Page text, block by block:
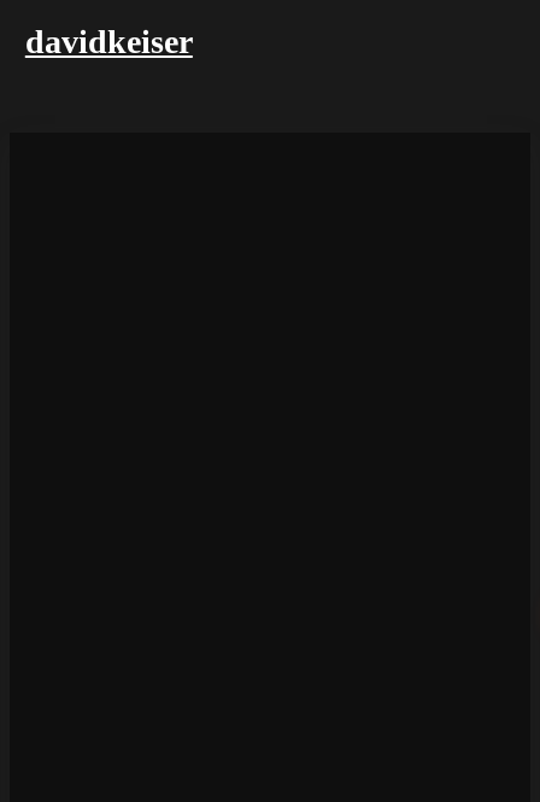
davidkeiser